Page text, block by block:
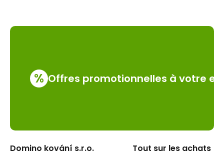
% Offres promotionnelles à votre
Domino kování s.r.o. Tout sur les achats